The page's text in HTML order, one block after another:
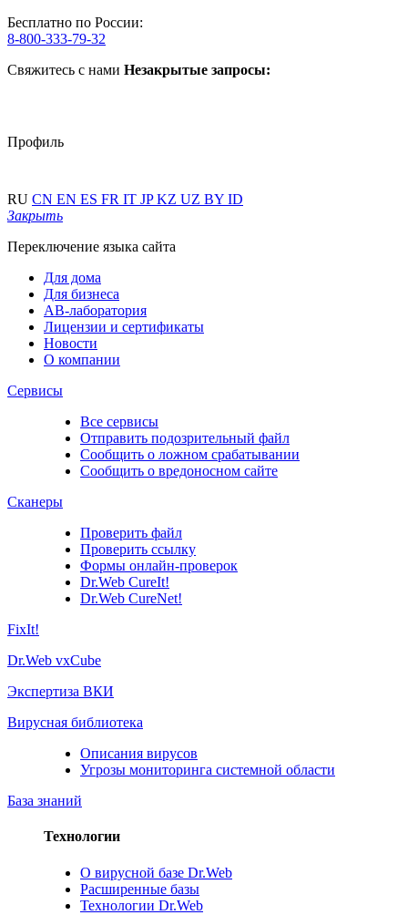
Бесплатно по России:
8-800-333-79-32
Свяжитесь с нами Незакрытые запросы:
Профиль
RU CN EN ES FR IT JPKZ UZ BY ID
Закрыть
Переключение языка сайта
Для дома
Для бизнеса
АВ-лаборатория
Лицензии и сертификаты
Новости
О компании
Сервисы
Все сервисы
Отправить подозрительный файл
Сообщить о ложном срабатывании
Сообщить о вредоносном сайте
Сканеры
Проверить файл
Проверить ссылку
Формы онлайн-проверок
Dr.Web CureIt!
Dr.Web CureNet!
FixIt!
Dr.Web vxCube
Экспертиза ВКИ
Вирусная библиотека
Описания вирусов
Угрозы мониторинга системной области
База знаний
Технологии
О вирусной базе Dr.Web
Расширенные базы
Технологии Dr.Web